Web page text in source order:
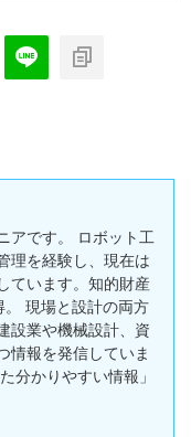
アです。 ロボット工
理を経験し、現在は
ています。知的財産
現場と設計の両方
設業や機械設計、資
情報を発信していま
分かりやすい情報」